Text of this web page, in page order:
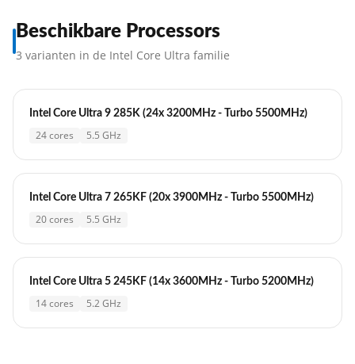
Beschikbare Processors
3 varianten in de Intel Core Ultra familie
Intel Core Ultra 9 285K (24x 3200MHz - Turbo 5500MHz)
24 cores 5.5 GHz
Intel Core Ultra 7 265KF (20x 3900MHz - Turbo 5500MHz)
20 cores 5.5 GHz
Intel Core Ultra 5 245KF (14x 3600MHz - Turbo 5200MHz)
14 cores 5.2 GHz